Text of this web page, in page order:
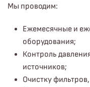
Мы проводим:
Ежемесячные и
оборудования;
Контроль
источников;
Очистку